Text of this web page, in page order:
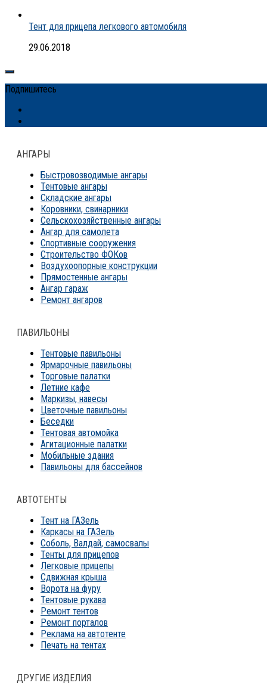
Тент для прицепа легкового автомобиля
29.06.2018
Подпишитесь
АНГАРЫ
Быстровозводимые ангары
Тентовые ангары
Складские ангары
Коровники, свинарники
Сельскохозяйственные ангары
Ангар для самолета
Спортивные сооружения
Строительство ФОКов
Воздухоопорные конструкции
Прямостенные ангары
Ангар гараж
Ремонт ангаров
ПАВИЛЬОНЫ
Тентовые павильоны
Ярмарочные павильоны
Торговые палатки
Летние кафе
Маркизы, навесы
Цветочные павильоны
Беседки
Тентовая автомойка
Агитационные палатки
Мобильные здания
Павильоны для бассейнов
АВТОТЕНТЫ
Тент на ГАЗель
Каркасы на ГАЗель
Соболь, Валдай, самосвалы
Тенты для прицепов
Легковые прицепы
Сдвижная крыша
Ворота на фуру
Тентовые рукава
Ремонт тентов
Ремонт порталов
Реклама на автотенте
Печать на тентах
ДРУГИЕ ИЗДЕЛИЯ